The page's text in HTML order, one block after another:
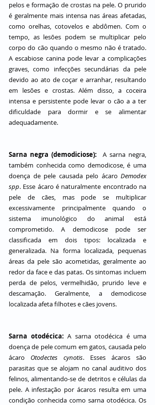
pelos e formação de crostas na pele. O prurido
é geralmente mais intensa nas áreas afetadas,
como orelhas, cotovelos e abdômen. Com o
tempo, as lesões podem se multiplicar pelo
corpo do cão quando o mesmo não é tratado.
A escabiose canina pode levar a complicações
graves, como infecções secundárias da pele
devido ao ato de coçar e arranhar, resultando
em lesões e crostas. Além disso, a coceira
intensa e persistente pode levar o cão a a ter
dificuldade para dormir e se alimentar
adequadamente.
Sarna negra (demodiciose):
  A sarna negra,
também conhecida como demodicose, é uma
doença de pele causada pelo ácaro Demodex
spp. Esse ácaro é naturalmente encontrado na
pele de cães, mas pode se multiplicar
excessivamente principalmente quando o
sistema imunológico do animal está
comprometido. A demodicose pode ser
classificada em dois tipos: localizada e
generalizada. Na forma localizada, pequenas
áreas da pele são acometidas, geralmente ao
redor da face e das patas. Os sintomas incluem
perda de pelos, vermelhidão, prurido leve e
descamação. Geralmente, a demodicose
localizada afeta filhotes e cães jovens.
Sarna otodécica: A sarna otodécica é uma
doença de pele comum em gatos, causada pelo
ácaro Otodectes cynotis. Esses ácaros são
parasitas que se alojam no canal auditivo dos
felinos, alimentando-se de detritos e células da
pele. A infestação por ácaros resulta em uma
condição conhecida como sarna otodécica. Os